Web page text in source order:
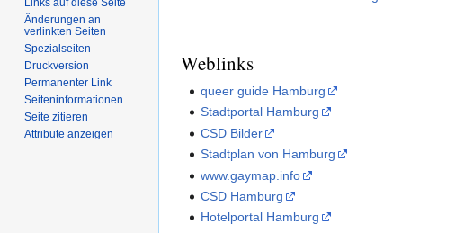
Weblinks
queer guide Hamburg
Stadtportal Hamburg
CSD Bilder
Stadtplan von Hamburg
www.gaymap.info
CSD Hamburg
Hotelportal Hamburg
Änderungen an
verlinkten Seiten
Spezialseiten
Druckversion
Permanenter Link
Seiten­­informationen
Seite zitieren
Attribute anzeigen